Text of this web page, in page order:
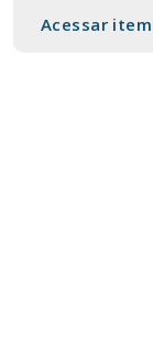
Acessar item